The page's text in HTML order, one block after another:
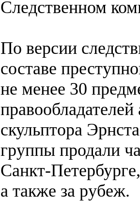
Следственном
По версии
составе
не менее 30
скульптора
группы продали
Санкт-
а также за рубеж.